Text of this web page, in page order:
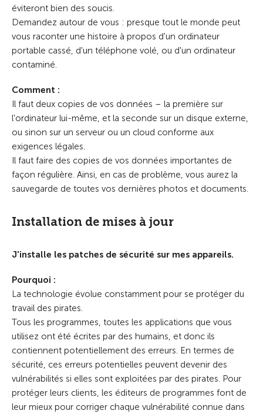
éviteront bien des soucis.
Demandez autour de vous : presque tout le monde peut
vous raconter une histoire à propos d'un ordinateur
portable cassé, d'un téléphone volé, ou d'un ordinateur
contaminé.
Comment :
Il faut deux copies de vos données – la première sur
l'ordinateur lui-même, et la seconde sur un disque externe,
ou sinon sur un serveur ou un cloud conforme aux
exigences légales.
Il faut faire des copies de vos données importantes de
façon régulière. Ainsi, en cas de problème, vous aurez la
sauvegarde de toutes vos dernières photos et documents.
Installation de mises à jour
J'installe les patches de sécurité sur mes appareils.
Pourquoi :
La technologie évolue constamment pour se protéger du
travail des pirates.
Tous les programmes, toutes les applications que vous
utilisez ont été écrites par des humains, et donc ils
contiennent potentiellement des erreurs. En termes de
sécurité, ces erreurs potentielles peuvent devenir des
vulnérabilités si elles sont exploitées par des pirates. Pour
protéger leurs clients, les éditeurs de programmes font de
leur mieux pour corriger chaque vulnérabilité connue dans